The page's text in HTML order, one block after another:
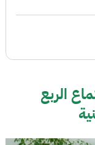
الربع